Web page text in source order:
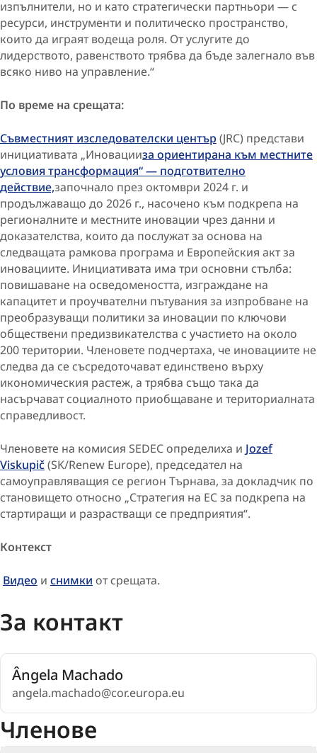
изпълнители, но и като стратегически партньори — с
ресурси, инструменти и политическо пространство,
които да играят водеща роля. От услугите до
лидерството, равенството трябва да бъде залегнало във
всяко ниво на управление.“
По време на срещата:
Съвместният изследователски център (JRC) представи
инициативата „Иновацииза ориентирана към местните
условия трансформация“ — подготвително
действие,започнало през октомври 2024 г. и
продължаващо до 2026 г., насочено към подкрепа на
регионалните и местните иновации чрез данни и
доказателства, които да послужат за основа на
следващата рамкова програма и Европейския акт за
иновациите. Инициативата има три основни стълба:
повишаване на осведомеността, изграждане на
капацитет и проучвателни пътувания за изпробване на
преобразуващи политики за иновации по ключови
обществени предизвикателства с участието на около
200 територии. Членовете подчертаха, че иновациите не
следва да се съсредоточават единствено върху
икономическия растеж, а трябва също така да
насърчават социалното приобщаване и териториалната
справедливост.
Членовете на комисия SEDEC определиха и Jozef
Viskupič(SK/Renew Europe), председател на
самоуправляващия се регион Търнава, за докладчик по
становището относно „Стратегия на ЕС за подкрепа на
стартиращи и разрастващи се предприятия“.
Контекст
Видео и снимки от срещата.
За контакт
Ângela Machado
angela.machado@cor.europa.eu
Членове